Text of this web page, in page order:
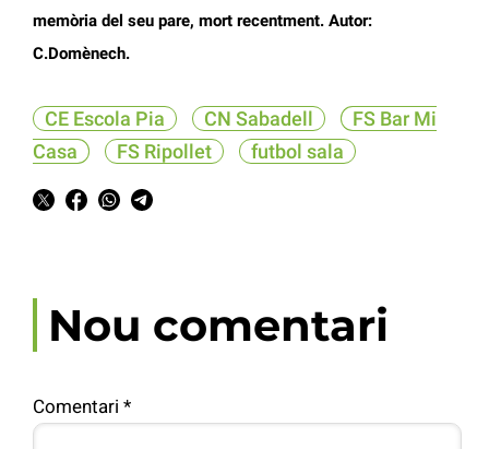
memòria del seu pare, mort recentment. Autor:
C.Domènech.
CE Escola Pia CN Sabadell
FS Bar Mi
Casa
FS Ripollet futbol sala
Nou comentari
Comentari *